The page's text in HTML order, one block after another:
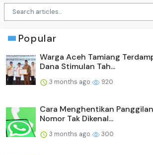
Popular
Warga Aceh Tamiang
Dana Stimulan Tah...
3 months ago 920
Cara Menghentikan
Nomor Tak Dikenal...
3 months ago 300